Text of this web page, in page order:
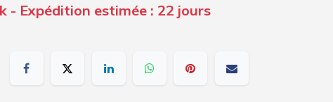
- Expédition estimée : 22 jours